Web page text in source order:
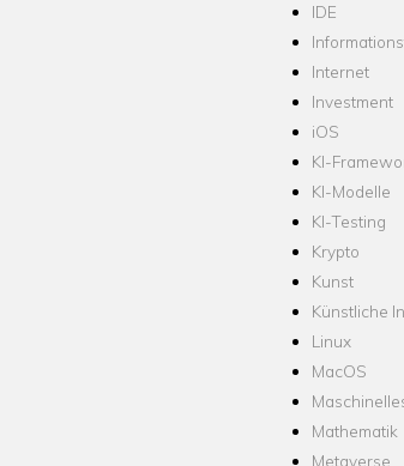
IDE
Internet
Investment
iOS
KI-
KI-Modelle
KI-Testing
Krypto
Kunst
Künstliche
Linux
MacOS
Mathematik
Metaverse